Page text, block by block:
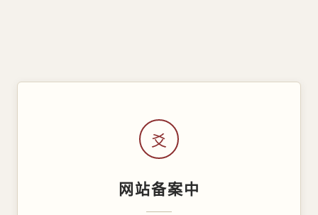
爻
网站备案中